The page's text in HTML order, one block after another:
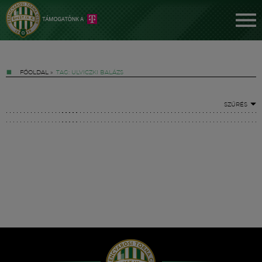
FŐOLDAL » TAG: ULVICZKI BALÁZS
SZŰRÉS
Hírek